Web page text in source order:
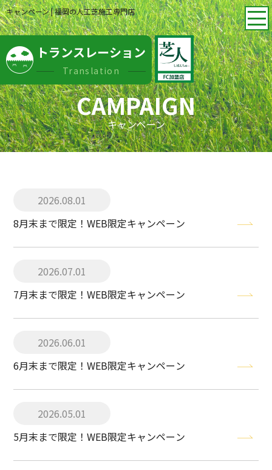
キャンペーン | 福岡の人工芝施工専門店
トランスレーション
Translation
CAMPAIGN
キャンペーン
2026.08.01
8月末まで限定！WEB限定キャンペーン
2026.07.01
7月末まで限定！WEB限定キャンペーン
2026.06.01
6月末まで限定！WEB限定キャンペーン
2026.05.01
5月末まで限定！WEB限定キャンペーン